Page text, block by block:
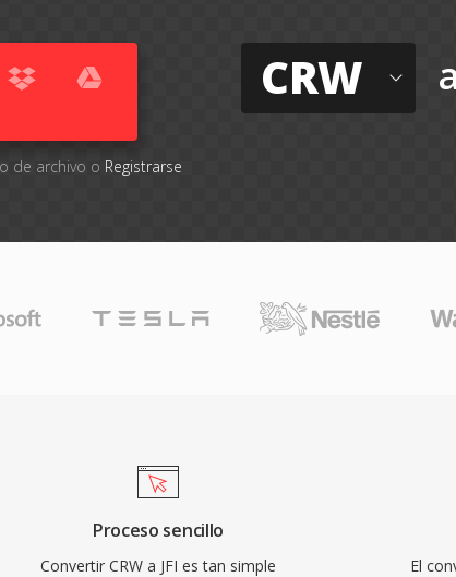
de archivo o Registrarse
CRW a
Proceso sencillo
Convertir CRW a JFI es tan simple
El